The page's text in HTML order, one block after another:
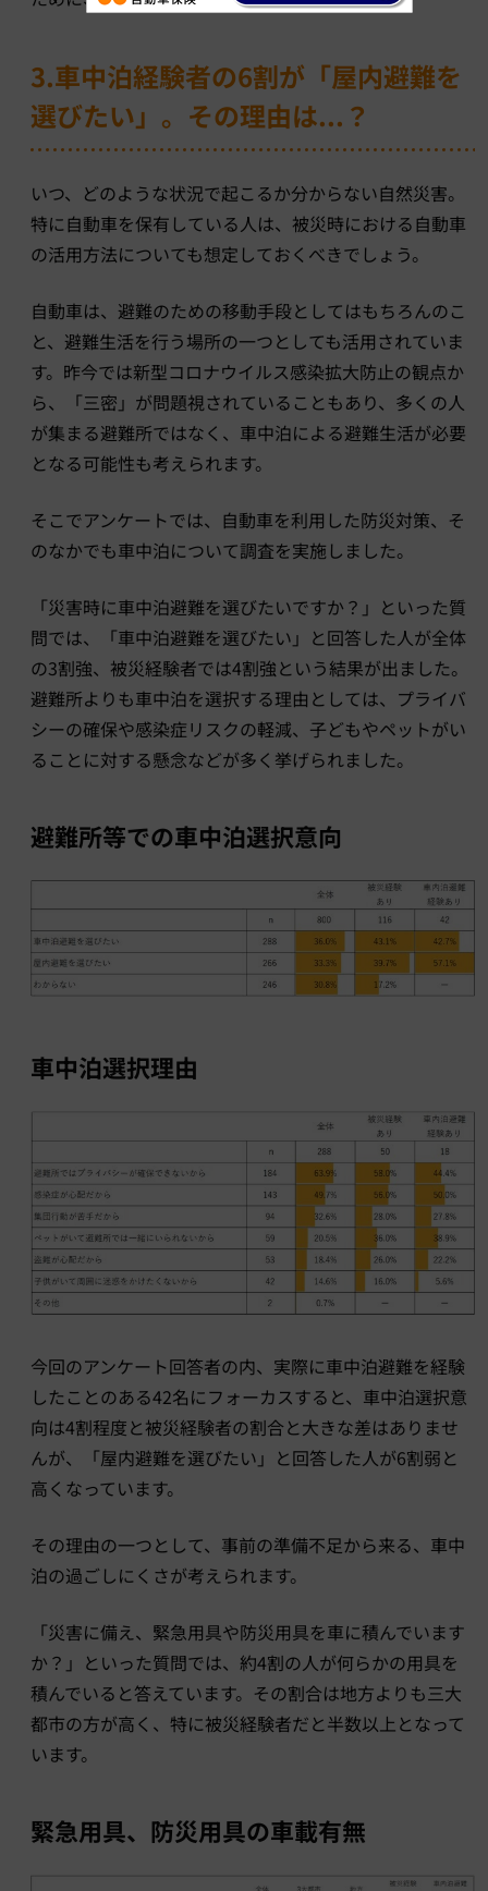
3.車中泊経験者の6割が「屋内避難を
選びたい」。その理由は...？
いつ、どのような状況で起こるか分からない自然災害。
特に自動車を保有している人は、被災時における自動車
の活用方法についても想定しておくべきでしょう。
自動車は、避難のための移動手段としてはもちろんのこ
と、避難生活を行う場所の一つとしても活用されていま
す。昨今では新型コロナウイルス感染拡大防止の観点か
ら、「三密」が問題視されていることもあり、多くの人
が集まる避難所ではなく、車中泊による避難生活が必要
となる可能性も考えられます。
そこでアンケートでは、自動車を利用した防災対策、そ
のなかでも車中泊について調査を実施しました。
「災害時に車中泊避難を選びたいですか？」といった質
問では、「車中泊避難を選びたい」と回答した人が全体
の3割強、被災経験者では4割強という結果が出ました。
避難所よりも車中泊を選択する理由としては、プライバ
シーの確保や感染症リスクの軽減、子どもやペットがい
ることに対する懸念などが多く挙げられました。
避難所等での車中泊選択意向
車中泊選択理由
今回のアンケート回答者の内、実際に車中泊避難を経験
したことのある42名にフォーカスすると、車中泊選択意
向は4割程度と被災経験者の割合と大きな差はありませ
んが、「屋内避難を選びたい」と回答した人が6割弱と
高くなっています。
その理由の一つとして、事前の準備不足から来る、車中
泊の過ごしにくさが考えられます。
「災害に備え、緊急用具や防災用具を車に積んでいます
か？」といった質問では、約4割の人が何らかの用具を
積んでいると答えています。その割合は地方よりも三大
都市の方が高く、特に被災経験者だと半数以上となって
います。
緊急用具、防災用具の車載有無